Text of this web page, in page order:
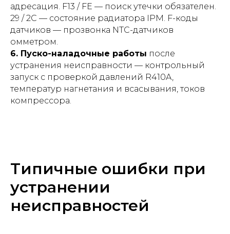
адресация. F13 / FE — поиск утечки обязателен.
29 / 2C — состояние радиатора IPM. F-коды
датчиков — прозвонка NTC-датчиков
омметром.
6. Пуско-наладочные работы после
устранения неисправности — контрольный
запуск с проверкой давлений R410A,
температур нагнетания и всасывания, токов
компрессора.
Типичные ошибки при
устранении
неисправностей